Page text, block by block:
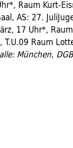
Raum Kurt-
AS: 27.
17 Uhr*,
Raum
München,